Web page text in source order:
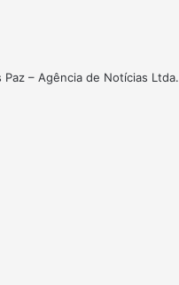
– Agência de Notícias Ltda.